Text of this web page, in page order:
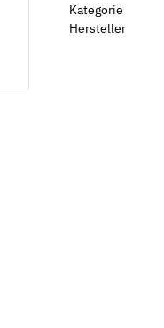
Kategorie
Hersteller